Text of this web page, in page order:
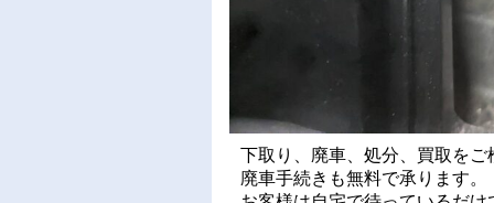
下取り、廃車、処分、買取を
廃車手続きも無料で承ります。